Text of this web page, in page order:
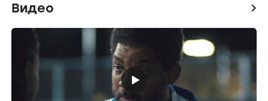
Видео icon